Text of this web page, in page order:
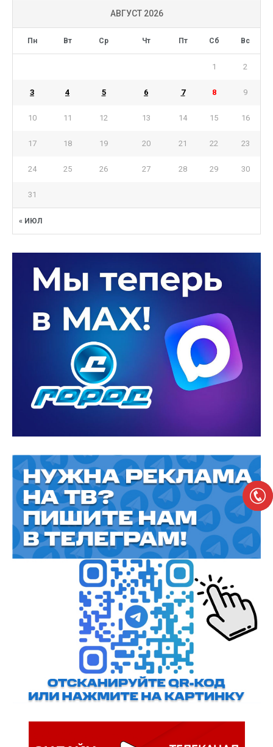
АВГУСТ 2026
Пн Вт Ср Чт Пт Сб Вс
« ИЮЛ
1 2
3 4 5 6 7 8 9
10 11 12 13 14 15 16
17 18 19 20 21 22 23
24 25 26 27 28 29 30
31